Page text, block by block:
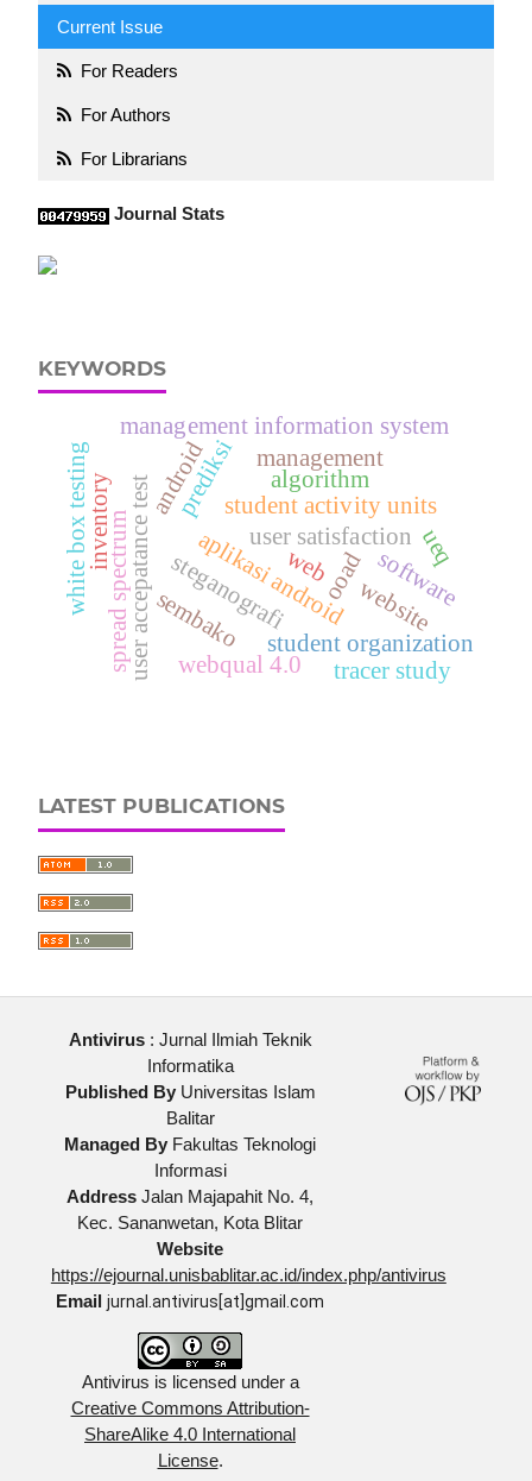
Current Issue
For Readers
For Authors
For Librarians
Journal Stats
KEYWORDS
ooad
aplikasi android
prediksi
sembako
management information system
student organization
student activity units
user accepatance test webqual 4.0
user satisfaction
steganografi
spread spectrum
android algorithm
inventory
management
website
software
white box testing ueq
tracer study
web
LATEST PUBLICATIONS
Antivirus: Jurnal Ilmiah Teknik
Informatika
Published ByUniversitas Islam
Balitar
Managed By Fakultas Teknologi
Informasi
Address Jalan Majapahit No. 4,
Kec. Sananwetan, Kota Blitar
Website
https://ejournal.unisbablitar.ac.id/index.php/antivirus
Email jurnal.antivirus[at]gmail.com
Antivirus is licensed under a
Creative Commons Attribution-
ShareAlike 4.0 International
License.